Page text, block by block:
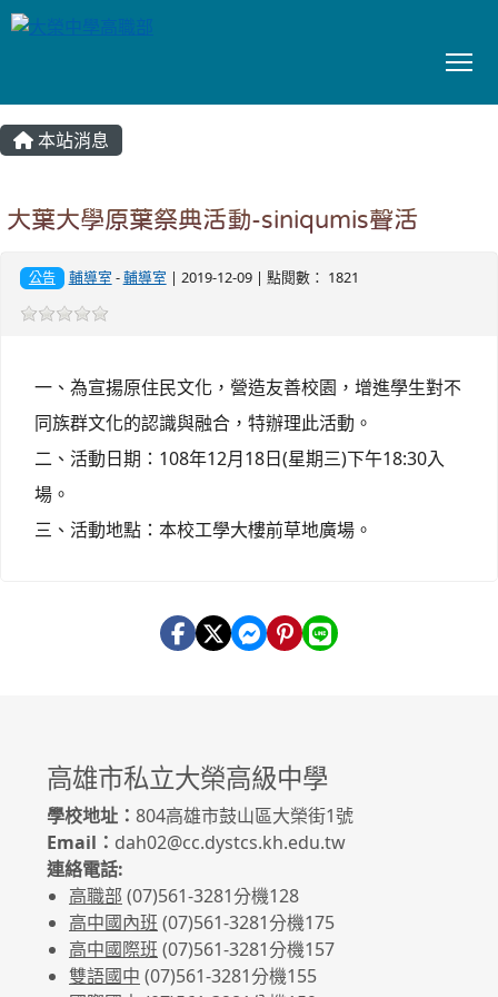
本站消息
大葉大學原葉祭典活動-siniqumis聲活
公告 輔導室 -輔導室 | 2019-12-09 | 點閱數： 1821
一、為宣揚原住民文化，營造友善校園，增進學生對不
同族群文化的認識與融合，特辦理此活動。
二、活動日期：108年12月18日(星期三)下午18:30入
場。
三、活動地點：本校工學大樓前草地廣場。
高雄市私立大榮高級中學
學校地址： 804高雄市鼓山區大榮街1號
Email： dah02@cc.dystcs.kh.edu.tw
連絡電話:
高職部 (07)561-3281分機128
高中國內班 (07)561-3281分機175
高中國際班 (07)561-3281分機157
雙語國中 (07)561-3281分機155